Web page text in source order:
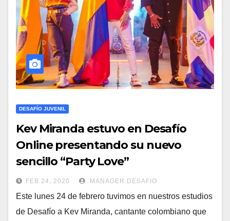
DESAFÍO JUVENIL
Kev Miranda estuvo en Desafío
Online presentando su nuevo
sencillo “Party Love”
FEB 24, 2020 MANAGER.DESAFIO
Este lunes 24 de febrero tuvimos en nuestros estudios
de Desafío a Kev Miranda, cantante colombiano que